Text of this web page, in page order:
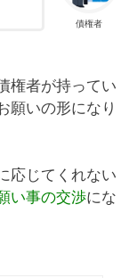
債権者
権者が持ってい
願いの形になり
応じてくれない
い事の交渉にな